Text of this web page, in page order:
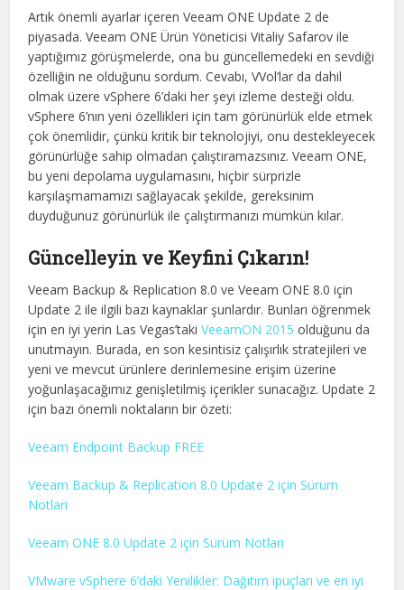
Artık önemli ayarlar içeren Veeam ONE Update 2 de
piyasada. Veeam ONE Ürün Yöneticisi Vitaliy Safarov ile
yaptığımız görüşmelerde, ona bu güncellemedeki en sevdiği
özelliğin ne olduğunu sordum. Cevabı, VVol’lar da dahil
olmak üzere vSphere 6’daki her şeyi izleme desteği oldu.
vSphere 6’nın yeni özellikleri için tam görünürlük elde etmek
çok önemlidir, çünkü kritik bir teknolojiyi, onu destekleyecek
görünürlüğe sahip olmadan çalıştıramazsınız. Veeam ONE,
bu yeni depolama uygulamasını, hiçbir sürprizle
karşılaşmamamızı sağlayacak şekilde, gereksinim
duyduğunuz görünürlük ile çalıştırmanızı mümkün kılar.
Güncelleyin ve Keyfini Çıkarın!
Veeam Backup & Replication 8.0 ve Veeam ONE 8.0 için
Update 2 ile ilgili bazı kaynaklar şunlardır. Bunları öğrenmek
için en iyi yerin Las Vegas’takiVeeamON 2015 olduğunu da
unutmayın. Burada, en son kesintisiz çalışırlık stratejileri ve
yeni ve mevcut ürünlere derinlemesine erişim üzerine
yoğunlaşacağımız genişletilmiş içerikler sunacağız. Update 2
için bazı önemli noktaların bir özeti:
Veeam Endpoint Backup FREE
Veeam Backup & Replication 8.0 Update 2 için Sürüm
Notları
Veeam ONE 8.0 Update 2 için Sürüm Notları
VMware vSphere 6’daki Yenilikler: Dağıtım ipuçları ve en iyi